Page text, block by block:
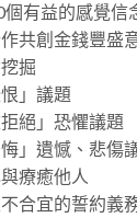
個有益的感覺信
作共創金錢豐盛
掘
」議題
絕」恐懼議題
悔」遺憾、悲傷
療癒他人
不合宜的誓約義